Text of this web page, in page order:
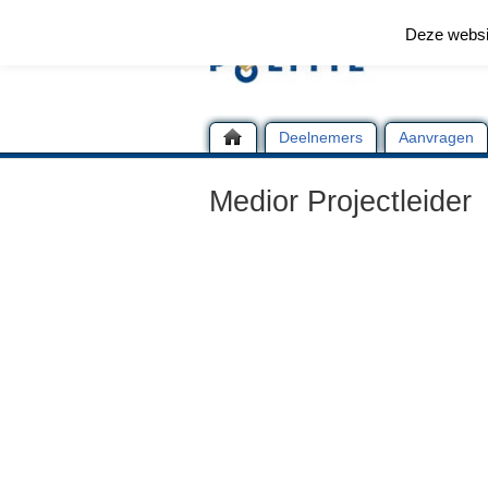
Deelnemers Aanvragen
Medior Projectleider
Deze